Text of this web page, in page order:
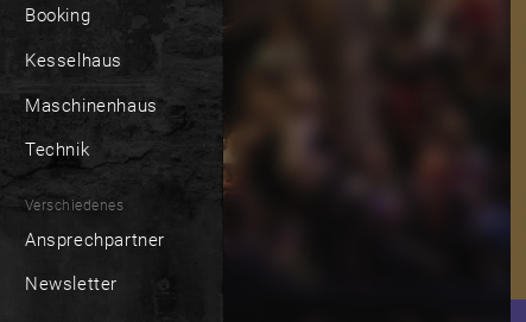
Booking
Kesselhaus
Maschinenhaus
Technik
Verschiedenes
Ansprechpartner
Newsletter